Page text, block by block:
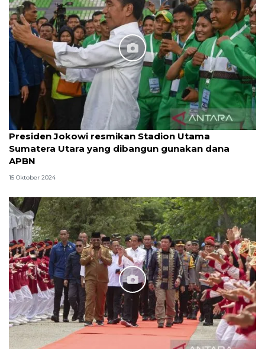
Presiden Jokowi resmikan Stadion Utama
Sumatera Utara yang dibangun gunakan dana
APBN
15 Oktober 2024